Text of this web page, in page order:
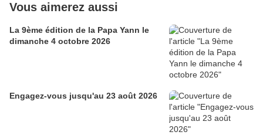
Vous aimerez aussi
La 9ème édition de la Papa Yann le
dimanche 4 octobre 2026
Engagez-vous jusqu'au 23 août 2026